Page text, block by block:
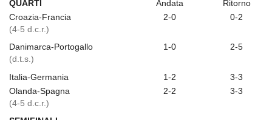
QUARTI
Andata
Ritorno
Croazia-Francia
2-0
0-2
(4-5 d.c.r.)
Danimarca-Portogallo
1-0
2-5
(d.t.s.)
Italia-Germania
1-2
3-3
Olanda-Spagna
2-2
3-3
(4-5 d.c.r.)